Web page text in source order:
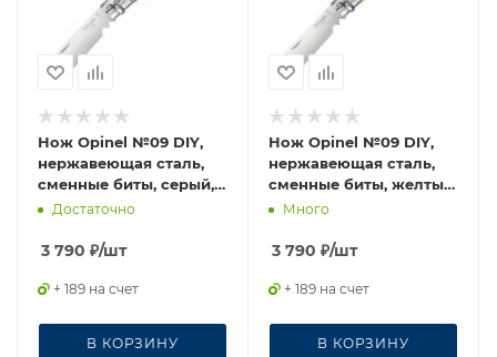
Нож Opinel №09 DIY,
нержавеющая сталь,
сменные биты, серый,
001792
Достаточно
3 790 ₽/шт
+ 189 на счет
В КОРЗИНУ
Нож Opinel №09 DIY,
нержавеющая сталь,
сменные биты, желтый,
001804
Много
3 790 ₽/шт
+ 189 на счет
В КОРЗИНУ